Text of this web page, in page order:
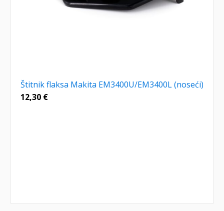
Štitnik flaksa Makita EM3400U/EM3400L (noseći)
12,30 €